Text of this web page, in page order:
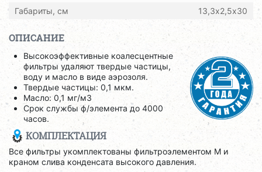
Габариты, см
13,3х2,5х30
ОПИСАНИЕ
Высокоэффективные коалесцентные
фильтры удаляют твердые частицы,
воду и масло в виде аэрозоля.
Твердые частицы: 0,1 мкм.
Масло: 0,1 мг/м3
Срок службы ф/элемента до 4000
часов.
КОМПЛЕКТАЦИЯ
Все фильтры укомплектованы фильтроэлементом M и
краном слива конденсата высокого давления.